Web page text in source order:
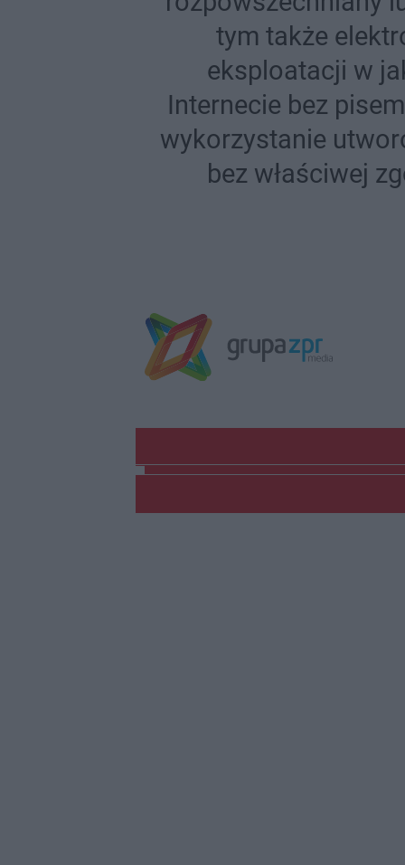
tym także
eksploatacji w
Internecie bez
wykorzystanie
bez właściwej